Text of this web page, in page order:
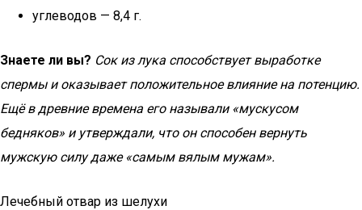
углеводов — 8,4 г.
Знаете ли вы? Сок из лука способствует выработке
спермы и оказывает положительное влияние на потенцию.
Ещё в древние времена его называли «мускусом
бедняков» и утверждали, что он способен вернуть
мужскую силу даже «самым вялым мужам».
Лечебный отвар из шелухи